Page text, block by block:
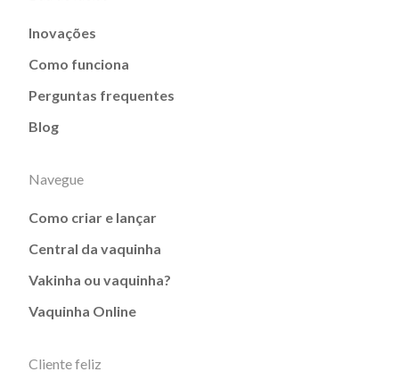
Inovações
Como funciona
Perguntas frequentes
Blog
Navegue
Como criar e lançar
Central da vaquinha
Vakinha ou vaquinha?
Vaquinha Online
Cliente feliz